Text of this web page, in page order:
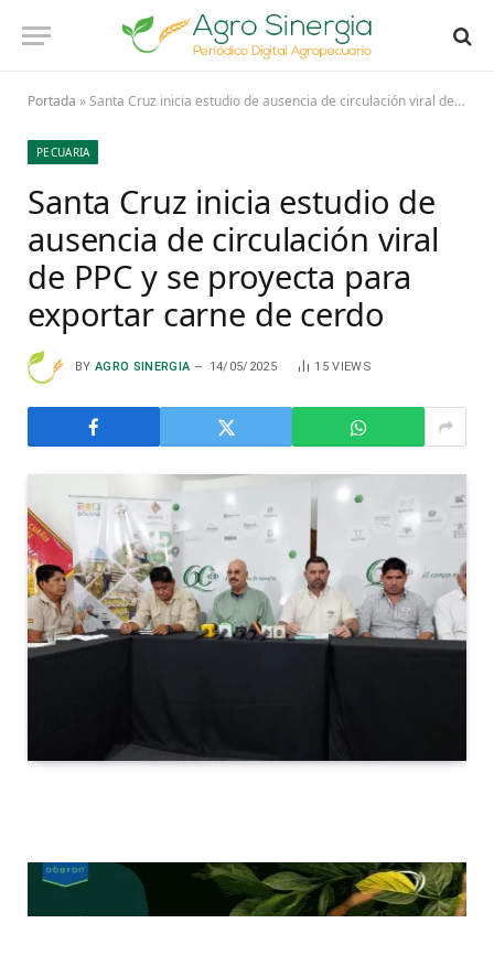
Portada »Santa Cruz inicia estudio de ausencia de circulación viral de PPC y se proyecta para exportar carne de cerdo
PECUARIA
Santa Cruz inicia estudio de
ausencia de circulación viral
de PPC y se proyecta para
exportar carne de cerdo
BY AGRO SINERGIA 14/05/2025 15VIEWS